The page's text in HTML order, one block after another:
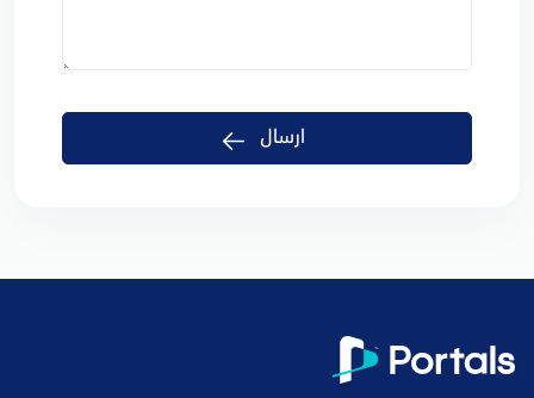
ارسال